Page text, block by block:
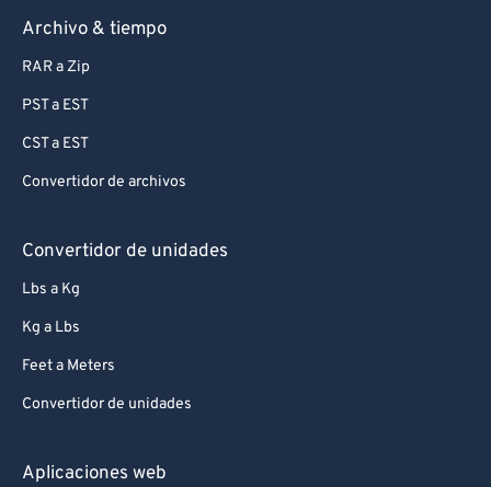
Archivo & tiempo
RAR a Zip
PST a EST
CST a EST
Convertidor de archivos
Convertidor de unidades
Lbs a Kg
Kg a Lbs
Feet a Meters
Convertidor de unidades
Aplicaciones web